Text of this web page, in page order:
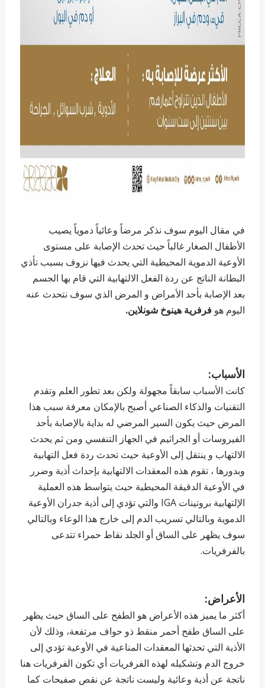
في مقال اليوم سوف نذكر مرضاً وعائياً دموياً يصيب
الأطفال الصغار غالباً حيث تحدث الإصابة على مستوى
الأوعية الدموية المحيطية التي يحدث فيها نزوف بسبب تأذي
البطانة الناتج عن ردة الفعل الالتهابية التي قام بها الجسم
بعد الإصابة بأحد الأمراض و المرض الذي سوف نتحدث عنه
اليوم هو فرفرية هينوخ شونلاين.
الأسباب:
كانت الأسباب سابقاً مجهولة ولكن بعد تطور العلم وتقدم
التقنيات والذكاء الصناعي أصبح بالإمكان معرفة سبب هذا
المرض حيث يكون السير المرضي له بداية بالإصابة بأحد
الفيروسات أو الجراثيم في الجهاز التنفسي ومن ثم يحدث
الالتهاب و ينتقل إلى الأوعية حيث تحدث ردة فعل التهابية
وبدورها ، تقوم هذه المعقدات الالتهابية بإحداث أذية وضرر
في الأوعية الدقيقة المحيطية حيث يتواسط هذه العملية
الإلتهابية بروتينات IGA والتي تؤدي إلى أذية جدران الأوعية
الدموية وبالتالي تسريب الدم إلى خارج هذا الوعاء وبالتالي
سوف يظهر على الساق أو الجلد نقاط حمراء تتدعى
بالفرفريات.
الأعراض:
أكثر ما يميز هذه الأعراض هو الطفح على الساق حيث يظهر
على الساق طفح أحمر منقط ذو حواف مرتفعة، وذلك لأن
الأذية التي تحدثها المعقدات المناعية في الأوعية تؤدي إلى
خروج الدم وتشكيله لهذه الفرفريات أي تكون الفرفريات هنا
ناتجة عن أذية وعائية وليست ناتجة عن نقص صفيحات كما